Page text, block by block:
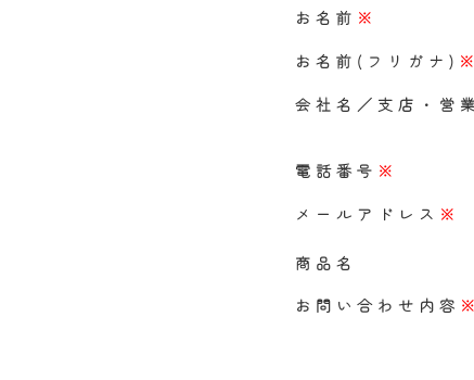
お名前 ※
お名前(フリガナ) ※
会社名／支店・営
電話番号 ※
メールアドレス ※
商品名
お問い合わせ内容 ※